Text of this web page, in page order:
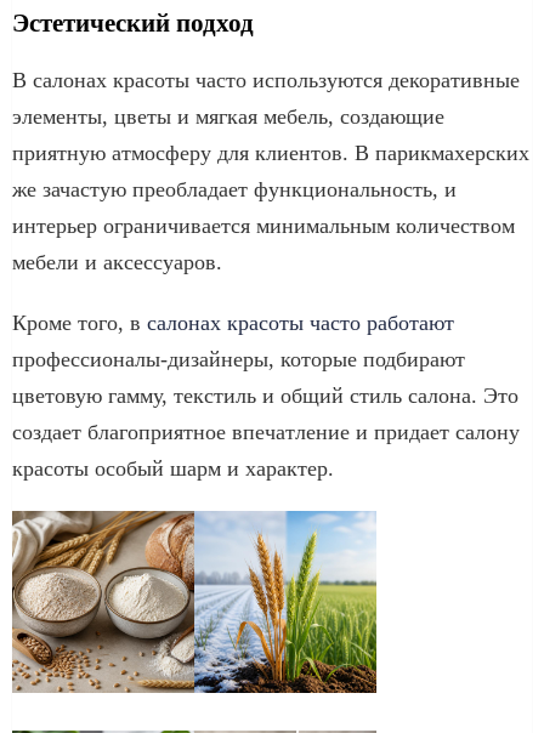
Эстетический подход
В салонах красоты часто используются декоративные
элементы, цветы и мягкая мебель, создающие
приятную атмосферу для клиентов. В парикмахерских
же зачастую преобладает функциональность, и
интерьер ограничивается минимальным количеством
мебели и аксессуаров.
Кроме того, в салонах красоты часто работают
профессионалы-дизайнеры, которые подбирают
цветовую гамму, текстиль и общий стиль салона. Это
создает благоприятное впечатление и придает салону
красоты особый шарм и характер.